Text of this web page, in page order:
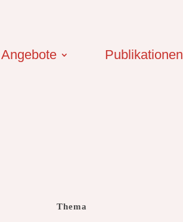
Angebote Publikationen
Thema